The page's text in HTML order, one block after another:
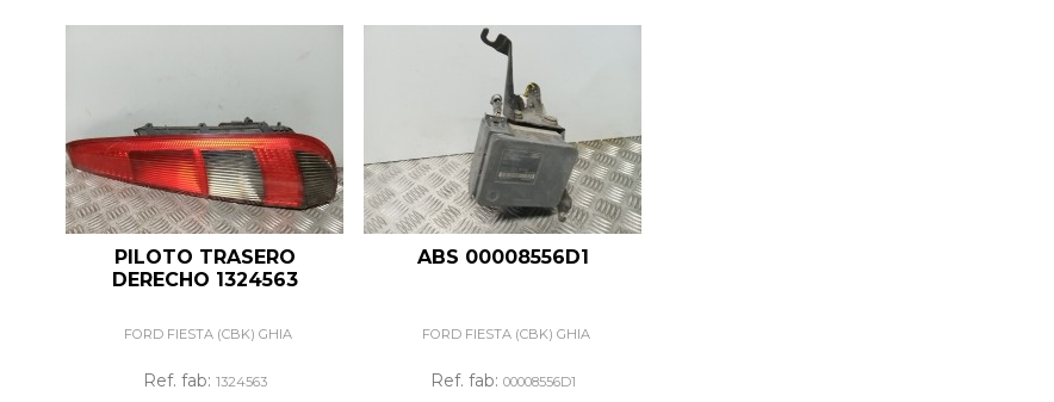
PILOTO TRASERO
DERECHO 1324563
FORD FIESTA (CBK) GHIA
Ref. fab: 1324563
ABS 00008556D1
FORD FIESTA (CBK) GHIA
Ref. fab: 00008556D1